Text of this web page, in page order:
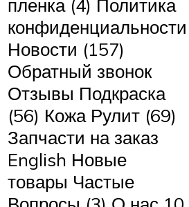
пленка (4) Политика
конфиденциальности
Новости (157)
Обратный звонок
Отзывы Подкраска
(56) Кожа Рулит (69)
Запчасти на заказ
English Новые
товары Частые